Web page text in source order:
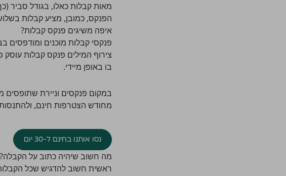
מאות קבלות כאלו, בגודל סביר
הפנקס, כמובן, מציע קבלות
איפה משיגים פנקס קבלות?
פנקסי קבלות מוכנים ומודפסים
צירוף המילים פנקס קבלות
בו באופן מיידי.
במקום פנקסים וניירת
מחודש הצטרפות חינם,
נסו אותנו בחינם ל-30 יום
מה חשוב שיהיה כתוב על הקבלה?
ראשית חשוב להדגיש שכל